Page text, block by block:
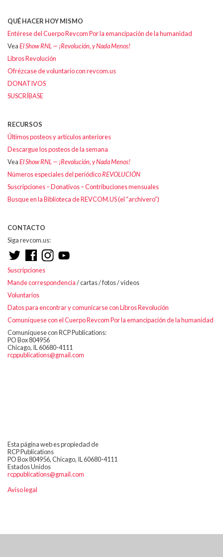
QUÉ HACER HOY MISMO
Entérese del Cuerpo Revcom Por la emancipación de la humanidad
VeaEl Show RNL — ¡Revolución, y Nada Menos!
Libros Revolución
Ofrézcase de voluntario con revcom.us
DONATIVOS
SUSCRÍBASE
RECURSOS
Últimos posteos y artículos anteriores
Descargue los posteos de la semana
VeaEl Show RNL — ¡Revolución, y Nada Menos!
Números especiales del periódicoREVOLUCIÓN
Suscripciones – Donativos – Contribuciones mensuales
Busque en la Biblioteca de REVCOM.US (el “archivero”)
CONTACTO
Siga revcom.us:
Suscripciones
Mande correspondencia/ cartas / fotos / videos
Voluntarios
Datos para encontrar y comunicarse con Libros Revolución
Comuníquese con el Cuerpo Revcom Por la emancipación de la humanidad
Comuníquese con RCP Publications:
PO Box 804956
Chicago, IL 60680-4111
rcppublications@gmail.com
Esta página web es propiedad de
RCP Publications
PO Box 804956, Chicago, IL 60680-4111
Estados Unidos
rcppublications@gmail.com
Aviso legal